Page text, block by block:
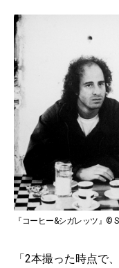
『コーヒー&シガレッツ』©
「2本撮った時点で